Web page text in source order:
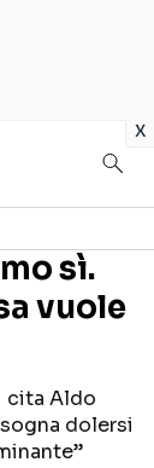
x
sì.
vuole
cita Aldo
dolersi